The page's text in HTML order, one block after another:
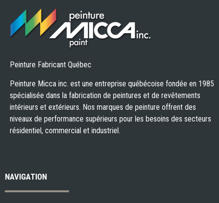
Peinture Fabricant Québec
Peinture Micca inc. est une entreprise québécoise fondée en 1985
spécialisée dans la fabrication de peintures et de revêtements
intérieurs et extérieurs. Nos marques de peinture offrent des
niveaux de performance supérieurs pour les besoins des secteurs
résidentiel, commercial et industriel.
NAVIGATION